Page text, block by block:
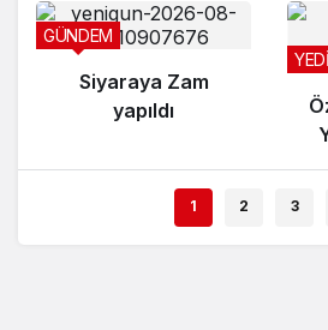
GÜNDEM
Siyaraya Zam
yapıldı
1 2 3